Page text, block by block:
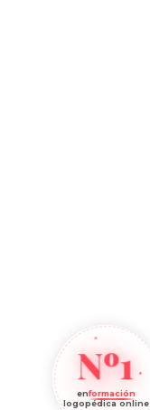
Nº1
enformación
logopédica online